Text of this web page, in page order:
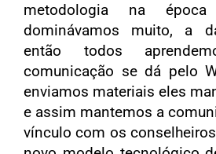
metodologia na
dominávamos muito, a
então todos
comunicação se dá pelo
enviamos materiais eles
e assim mantemos a
vínculo com os